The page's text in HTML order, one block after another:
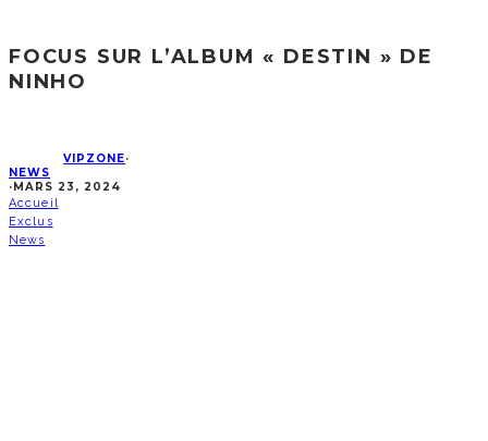
FOCUS SUR L’ALBUM « DESTIN » DE
NINHO
VIPZONE·
NEWS
·MARS 23, 2024
Accueil
Exclus
News